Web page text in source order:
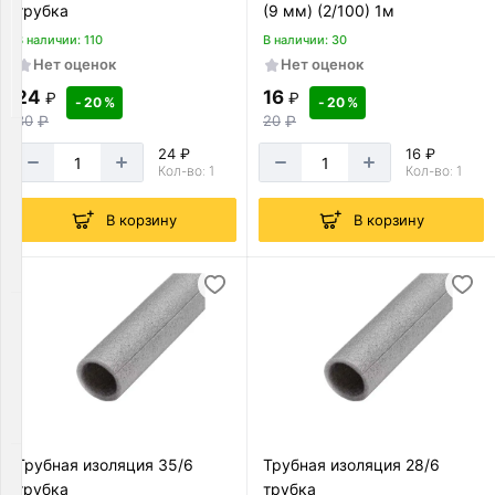
сантехника
Товаров
акции:
327
Коллектора
и
комплектующие
Товаров
по
Котельное
оборудование
Товаров
по
акции:
Сантехнические
шкафы
трубка
В наличии: 110
Нет оценок
24 ₽
30 ₽
- 20 %
24 ₽
Кол-во: 1
В корзину
(9 мм) (2/100) 1м
В наличии: 30
Нет оценок
16 ₽
20 ₽
- 20 %
16 ₽
Кол-во: 1
В корзину
Трубная изоляция 35/6
трубка
Трубная изоляция 28/6
трубка